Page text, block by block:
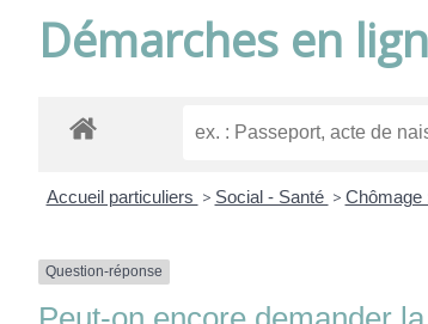
Démarches en
Accueil particuliers > Social - Santé > Chômage
Question-réponse